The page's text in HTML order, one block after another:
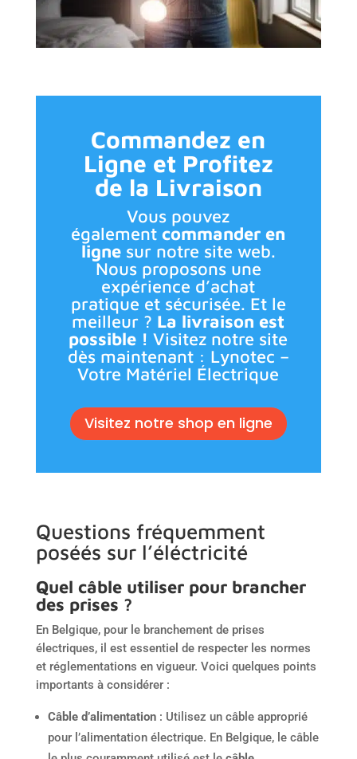
Commandez en
Ligne et Profitez
de la Livraison
Vous pouvez
également commander en
ligne sur notre site web.
Nous proposons une
expérience d’achat
pratique et sécurisée. Et le
meilleur ? La livraison est
possible ! Visitez notre site
dès maintenant : Lynotec –
Votre Matériel Électrique
Visitez notre shop en ligne
Questions fréquemment
poséés sur l’éléctricité
Quel câble utiliser pour brancher
des prises ?
En Belgique, pour le branchement de prises
électriques, il est essentiel de respecter les normes
et réglementations en vigueur. Voici quelques points
importants à considérer :
Câble d’alimentation : Utilisez un câble approprié
pour l’alimentation électrique. En Belgique, le câble